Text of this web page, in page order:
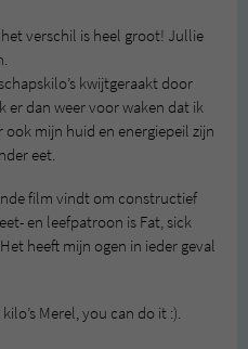
verschil is heel groot! Jullie
kwijtgeraakt door
er dan weer voor waken dat ik
mijn huid en energiepeil zijn
eet.
film vindt om constructief
en leefpatroon is Fat, sick
heeft mijn ogen in ieder geval
Merel, you can do it :).